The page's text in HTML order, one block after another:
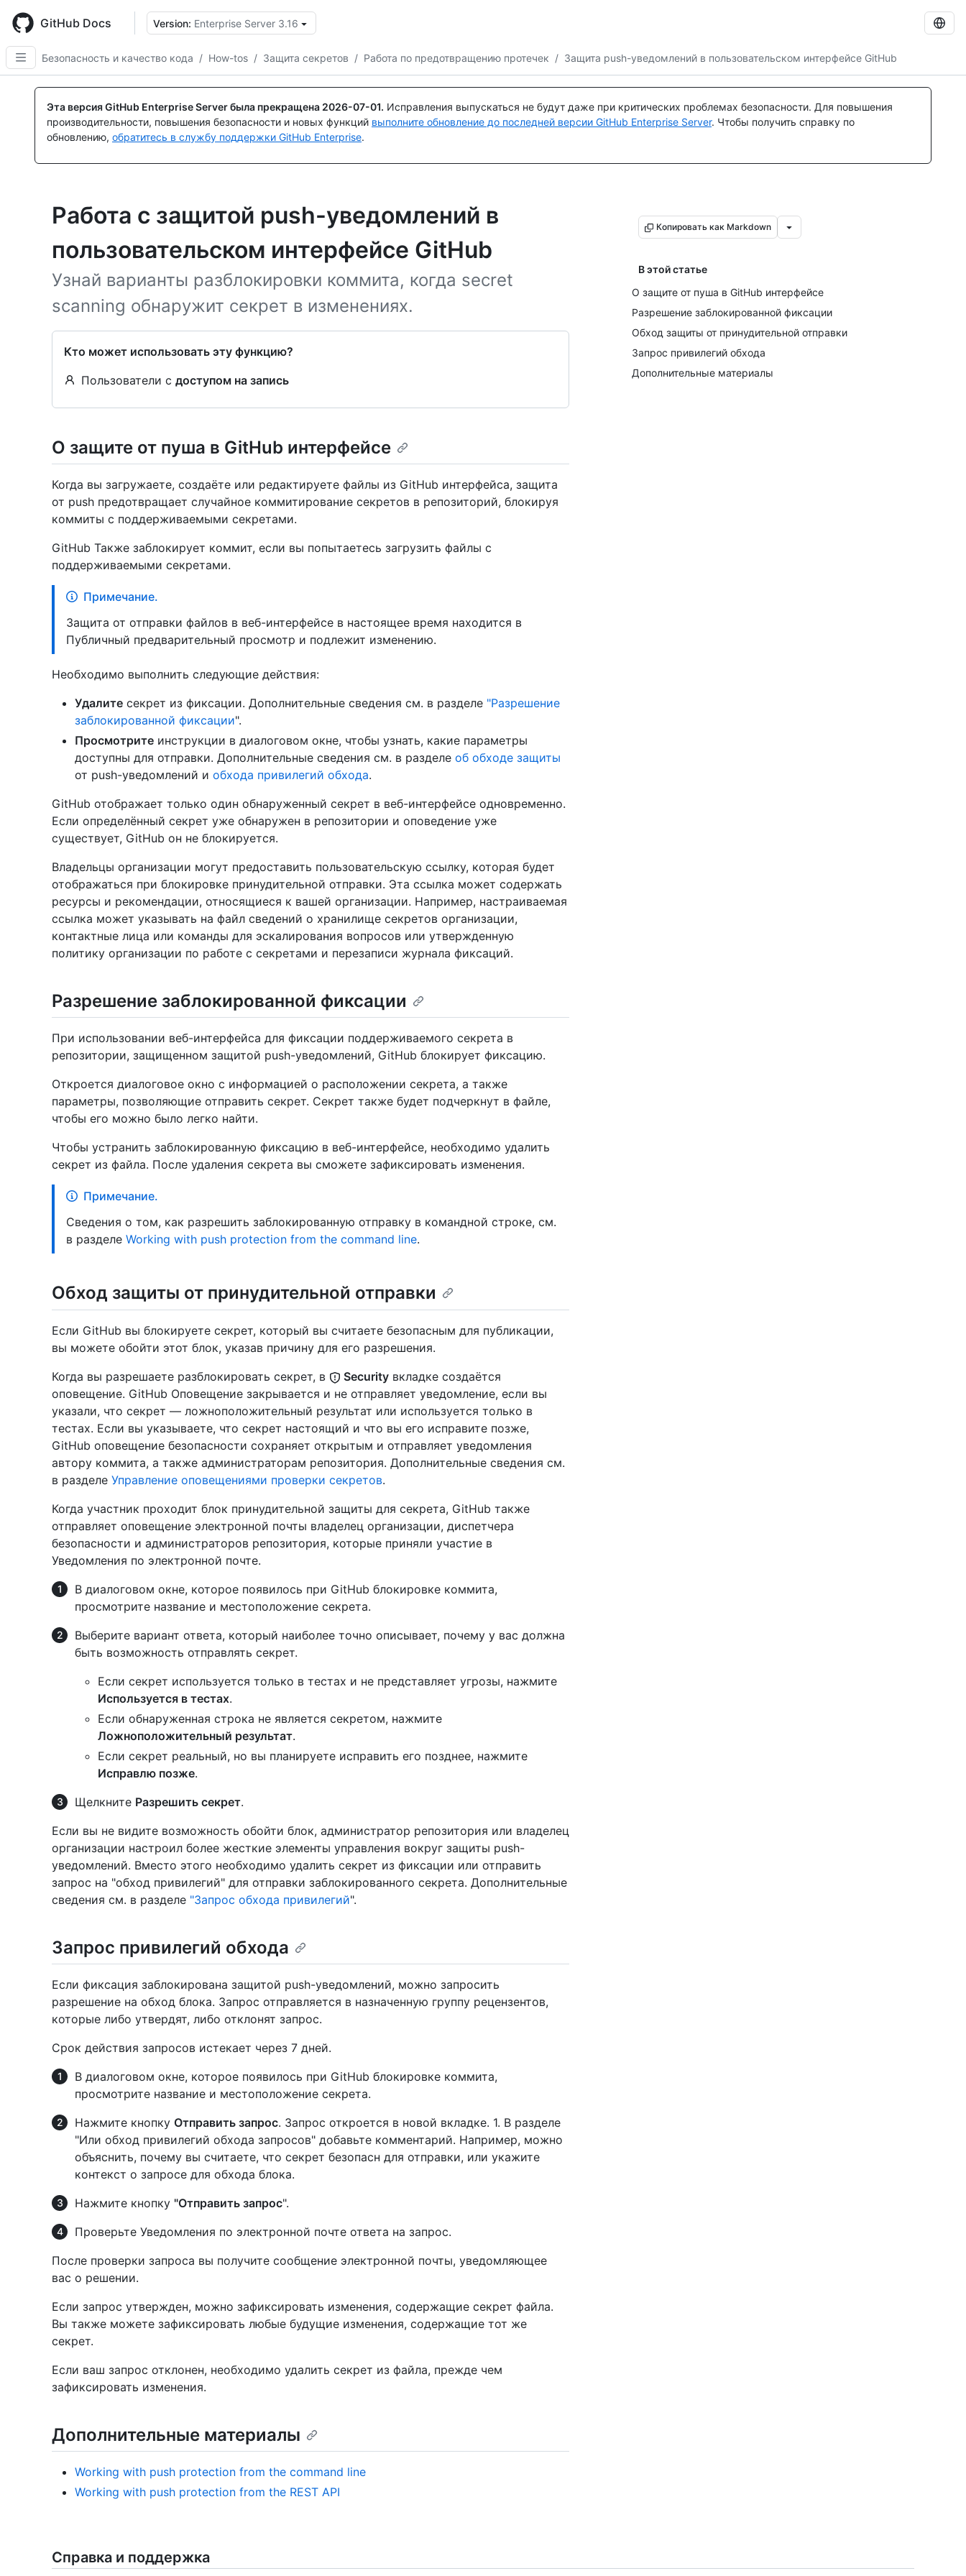
main
content
GitHub Docs Version: Enterprise Server 3.16
Безопасность и качество кода / How-tos / Защита секретов / Работа по предотвращению протечек / Защита push-уведомлений в пользовательском интерфейсе GitHub
Эта версия GitHub Enterprise Server была прекращена 2026-07-01. Исправления выпускаться не будут даже при критических проблемах безопасности. Для повышения
производительности, повышения безопасности и новых функций выполните обновление до последней версии GitHub Enterprise Server. Чтобы получить справку по
обновлению, обратитесь в службу поддержки GitHub Enterprise.
Работа с защитой push-уведомлений в
пользовательском интерфейсе GitHub
Узнай варианты разблокировки коммита, когда secret
scanning обнаружит секрет в изменениях.
Кто может использовать эту функцию?
Пользователи с доступом на запись
Копировать как Markdown
В этой статье
О защите от пуша в GitHub интерфейсе
Разрешение заблокированной фиксации
Обход защиты от принудительной отправки
Запрос привилегий обхода
Дополнительные материалы
О защите от пуша в GitHub интерфейсе
Когда вы загружаете, создаёте или редактируете файлы из GitHub интерфейса, защита
от push предотвращает случайное коммитирование секретов в репозиторий, блокируя
коммиты с поддерживаемыми секретами.
GitHub Также заблокирует коммит, если вы попытаетесь загрузить файлы с
поддерживаемыми секретами.
Примечание.
Защита от отправки файлов в веб-интерфейсе в настоящее время находится в
Публичный предварительный просмотр и подлежит изменению.
Необходимо выполнить следующие действия:
Удалите секрет из фиксации. Дополнительные сведения см. в разделе "Разрешение
заблокированной фиксации".
Просмотрите инструкции в диалоговом окне, чтобы узнать, какие параметры
доступны для отправки. Дополнительные сведения см. в разделе об обходе защиты
от push-уведомлений и обхода привилегий обхода.
GitHub отображает только один обнаруженный секрет в веб-интерфейсе одновременно.
Если определённый секрет уже обнаружен в репозитории и оповедение уже
существует, GitHub он не блокируется.
Владельцы организации могут предоставить пользовательскую ссылку, которая будет
отображаться при блокировке принудительной отправки. Эта ссылка может содержать
ресурсы и рекомендации, относящиеся к вашей организации. Например, настраиваемая
ссылка может указывать на файл сведений о хранилище секретов организации,
контактные лица или команды для эскалирования вопросов или утвержденную
политику организации по работе с секретами и перезаписи журнала фиксаций.
Разрешение заблокированной фиксации
При использовании веб-интерфейса для фиксации поддерживаемого секрета в
репозитории, защищенном защитой push-уведомлений, GitHub блокирует фиксацию.
Откроется диалоговое окно с информацией о расположении секрета, а также
параметры, позволяющие отправить секрет. Секрет также будет подчеркнут в файле,
чтобы его можно было легко найти.
Чтобы устранить заблокированную фиксацию в веб-интерфейсе, необходимо удалить
секрет из файла. После удаления секрета вы сможете зафиксировать изменения.
Примечание.
Сведения о том, как разрешить заблокированную отправку в командной строке, см.
в разделе Working with push protection from the command line.
Обход защиты от принудительной отправки
Если GitHub вы блокируете секрет, который вы считаете безопасным для публикации,
вы можете обойти этот блок, указав причину для его разрешения.
Когда вы разрешаете разблокировать секрет, в
Security вкладке создаётся
оповещение. GitHub Оповещение закрывается и не отправляет уведомление, если вы
указали, что секрет — ложноположительный результат или используется только в
тестах. Если вы указываете, что секрет настоящий и что вы его исправите позже,
GitHub оповещение безопасности сохраняет открытым и отправляет уведомления
автору коммита, а также администраторам репозитория. Дополнительные сведения см.
в разделе Управление оповещениями проверки секретов.
Когда участник проходит блок принудительной защиты для секрета, GitHub также
отправляет оповещение электронной почты владелец организации, диспетчера
безопасности и администраторов репозитория, которые приняли участие в
Уведомления по электронной почте.
В диалоговом окне, которое появилось при GitHub блокировке коммита,
просмотрите название и местоположение секрета.
Выберите вариант ответа, который наиболее точно описывает, почему у вас должна
быть возможность отправлять секрет.
Если секрет используется только в тестах и не представляет угрозы, нажмите
Используется в тестах.
Если обнаруженная строка не является секретом, нажмите
Ложноположительный результат.
Если секрет реальный, но вы планируете исправить его позднее, нажмите
Исправлю позже.
Щелкните Разрешить секрет.
Если вы не видите возможность обойти блок, администратор репозитория или владелец
организации настроил более жесткие элементы управления вокруг защиты push-
уведомлений. Вместо этого необходимо удалить секрет из фиксации или отправить
запрос на "обход привилегий" для отправки заблокированного секрета. Дополнительные
сведения см. в разделе "Запрос обхода привилегий".
Запрос привилегий обхода
Если фиксация заблокирована защитой push-уведомлений, можно запросить
разрешение на обход блока. Запрос отправляется в назначенную группу рецензентов,
которые либо утвердят, либо отклонят запрос.
Срок действия запросов истекает через 7 дней.
В диалоговом окне, которое появилось при GitHub блокировке коммита,
просмотрите название и местоположение секрета.
Нажмите кнопку Отправить запрос. Запрос откроется в новой вкладке. 1. В разделе
"Или обход привилегий обхода запросов" добавьте комментарий. Например, можно
объяснить, почему вы считаете, что секрет безопасн для отправки, или укажите
контекст о запросе для обхода блока.
Нажмите кнопку "Отправить запрос".
Проверьте Уведомления по электронной почте ответа на запрос.
После проверки запроса вы получите сообщение электронной почты, уведомляющее
вас о решении.
Если запрос утвержден, можно зафиксировать изменения, содержащие секрет файла.
Вы также можете зафиксировать любые будущие изменения, содержащие тот же
секрет.
Если ваш запрос отклонен, необходимо удалить секрет из файла, прежде чем
зафиксировать изменения.
Дополнительные материалы
Working with push protection from the command line
Working with push protection from the REST API
Справка и поддержка